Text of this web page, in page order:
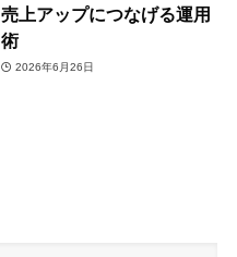
売上アップにつなげる運用
術
2026年6月26日